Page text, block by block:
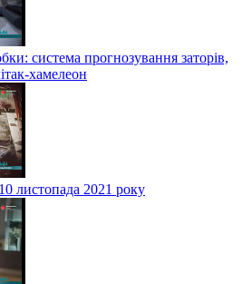
система прогнозування заторів,
хамелеон
листопада 2021 року